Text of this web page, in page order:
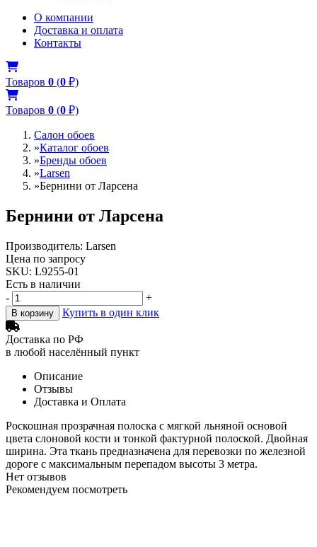
О компании
Доставка и оплата
Контакты
Товаров 0 (0 ₽)
Товаров 0 (0 ₽)
Салон обоев
»Каталог обоев
»Бренды обоев
»Larsen
»Бернини от Ларсена
Бернини от Ларсена
Производитель: Larsen
Цена по запросу
SKU: L9255-01
Есть в наличии
-
+
В корзину Купить в один клик
Доставка по РФ
в любой населённый пункт
Описание
Отзывы
Доставка и Оплата
Роскошная прозрачная полоска с мягкой льняной основой
цвета слоновой кости и тонкой фактурной полоской. Двойная
ширина. Эта ткань предназначена для перевозки по железной
дороге с максимальным перепадом высоты 3 метра.
Нет отзывов
Рекомендуем посмотреть